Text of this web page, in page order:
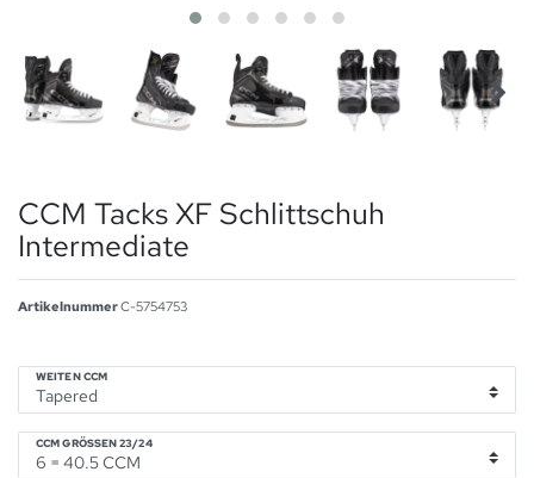
CCM Tacks XF Schlittschuh
Intermediate
ArtikelnummerC-5754753
WEITEN CCM
CCM GRÖSSEN 23/24